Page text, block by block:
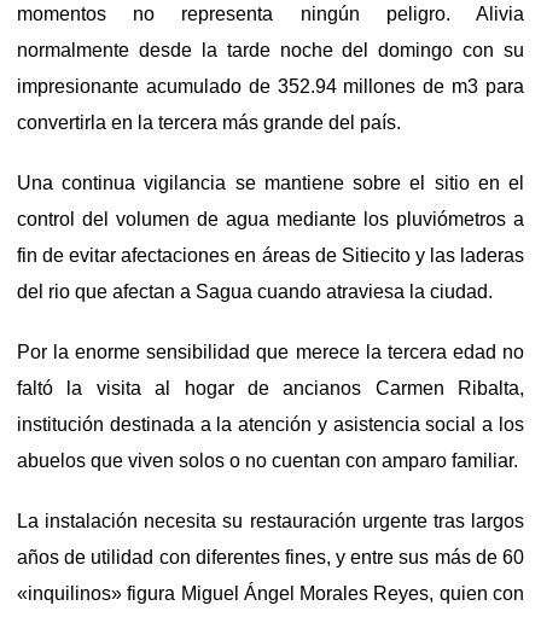
momentos no representa ningún peligro. Alivia
normalmente desde la tarde noche del domingo con su
impresionante acumulado de 352.94 millones de m3 para
convertirla en la tercera más grande del país.
Una continua vigilancia se mantiene sobre el sitio en el
control del volumen de agua mediante los pluviómetros a
fin de evitar afectaciones en áreas de Sitiecito y las laderas
del rio que afectan a Sagua cuando atraviesa la ciudad.
Por la enorme sensibilidad que merece la tercera edad no
faltó la visita al hogar de ancianos Carmen Ribalta,
institución destinada a la atención y asistencia social a los
abuelos que viven solos o no cuentan con amparo familiar.
La instalación necesita su restauración urgente tras largos
años de utilidad con diferentes fines, y entre sus más de 60
«inquilinos» figura Miguel Ángel Morales Reyes, quien con